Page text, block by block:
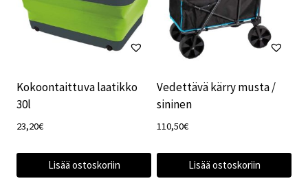
Kokoontaittuva laatikko
30l
23,20€
Lisää ostoskoriin
Vedettävä kärry musta /
sininen
110,50€
Lisää ostoskoriin